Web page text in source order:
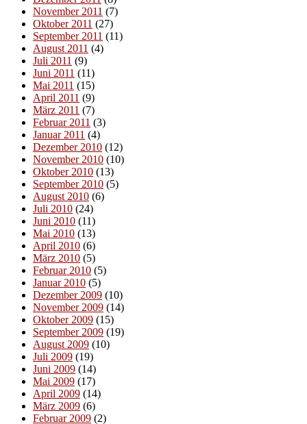
November 2011 (7)
Oktober 2011 (27)
September 2011 (11)
August 2011 (4)
Juli 2011 (9)
Juni 2011 (11)
Mai 2011 (15)
April 2011 (9)
März 2011 (7)
Februar 2011 (3)
Januar 2011 (4)
Dezember 2010 (12)
November 2010 (10)
Oktober 2010 (13)
September 2010 (5)
August 2010 (6)
Juli 2010 (24)
Juni 2010 (11)
Mai 2010 (13)
April 2010 (6)
März 2010 (5)
Februar 2010 (5)
Januar 2010 (5)
Dezember 2009 (10)
November 2009 (14)
Oktober 2009 (15)
September 2009 (19)
August 2009 (10)
Juli 2009 (19)
Juni 2009 (14)
Mai 2009 (17)
April 2009 (14)
März 2009 (6)
Februar 2009 (2)